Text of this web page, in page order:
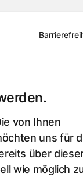
von Ihnen
uns für
über
wie möglich